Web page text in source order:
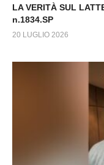
LA VERITÀ SUL
n.1834.SP
20 LUGLIO 2026